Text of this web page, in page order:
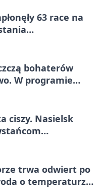
63 race na
bohaterów
W programie
ciszy. Nasielsk
trwa odwiert po
o temperaturze